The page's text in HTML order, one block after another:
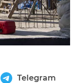
Telegram